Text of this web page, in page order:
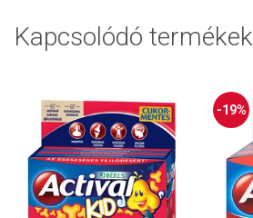
Kapcsolódó termékek
-19%